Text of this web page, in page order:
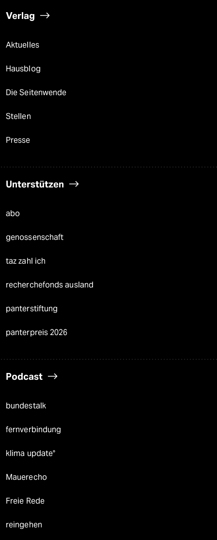
Verlag
Aktuelles
Hausblog
Die Seitenwende
Stellen
Presse
Unterstützen
abo
genossenschaft
taz zahl ich
recherchefonds ausland
panterstiftung
panterpreis 2026
Podcast
bundestalk
fernverbindung
klima update°
Mauerecho
Freie Rede
reingehen